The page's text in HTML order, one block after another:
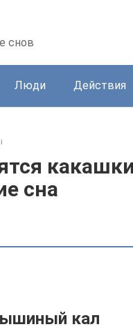
снов
Люди Действия
сна
кал